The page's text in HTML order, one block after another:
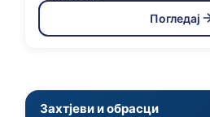
Погледај
Захтјеви и обрасци